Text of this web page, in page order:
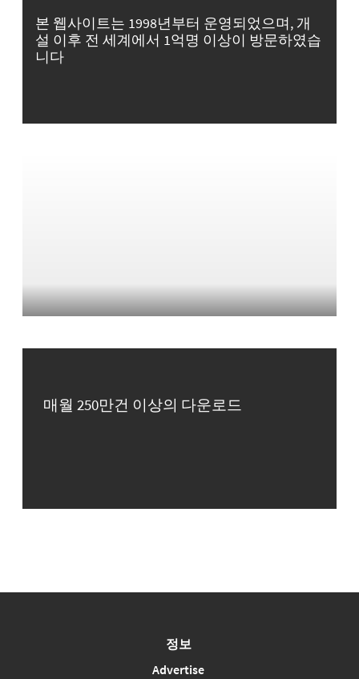
본 웹사이트는 1998년부터 운영되었으며, 개
설 이후 전 세계에서 1억명 이상이 방문하였습
니다
매월 250만건 이상의 다운로드
정보
Advertise